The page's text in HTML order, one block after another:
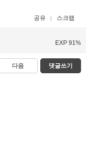
공유 스크랩
EXP 91%
다음 댓글쓰기